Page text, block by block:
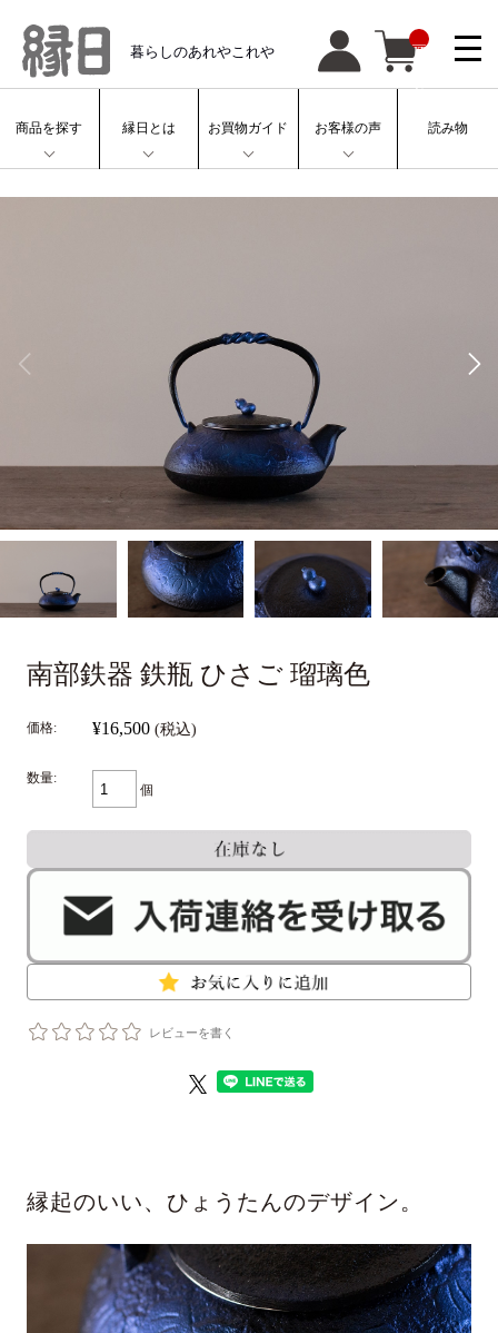
暮らしのあれやこれや
IT
M
C
商品を探す 縁日とは お買物ガイド お客様の声 読み物
南部鉄器 鉄瓶 ひさご 瑠璃色
価格: ¥16,500 (税込)
数量:
個
レビューを書く
縁起のいい、ひょうたんのデザイン。